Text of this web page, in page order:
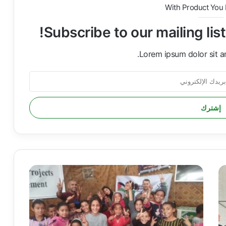
With Product You
Subscribe to our mailing
Lorem ipsum dolor sit
ا
ل
ه
ي
ئ
ة